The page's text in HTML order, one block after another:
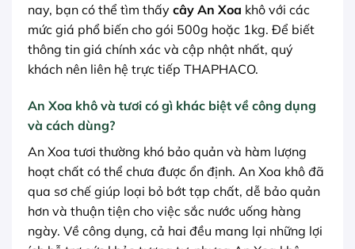
nay, bạn có thể tìm thấy cây An Xoa khô với các
mức giá phổ biến cho gói 500g hoặc 1kg. Để biết
thông tin giá chính xác và cập nhật nhất, quý
khách nên liên hệ trực tiếp THAPHACO.
An Xoa khô và tươi có gì khác biệt về công dụng
và cách dùng?
An Xoa tươi thường khó bảo quản và hàm lượng
hoạt chất có thể chưa được ổn định. An Xoa khô đã
qua sơ chế giúp loại bỏ bớt tạp chất, dễ bảo quản
hơn và thuận tiện cho việc sắc nước uống hàng
ngày. Về công dụng, cả hai đều mang lại những lợi